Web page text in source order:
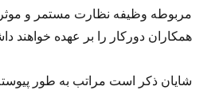
مربوطه وظیفه نظارت مستمر و موثر
همکاران دورکار را بر عهده خواهند
شایان ذکر است مراتب به طور پیوسته